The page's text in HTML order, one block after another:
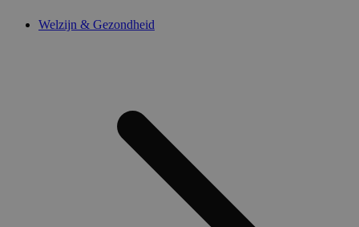
Welzijn & Gezondheid